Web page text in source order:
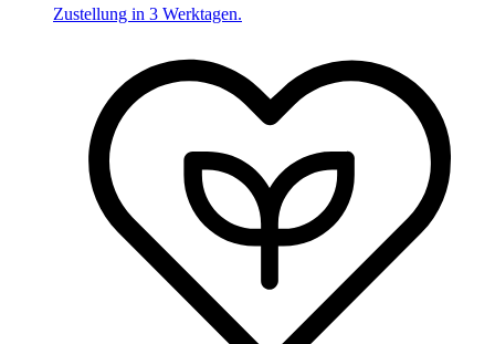
Zustellung in 3 Werktagen.